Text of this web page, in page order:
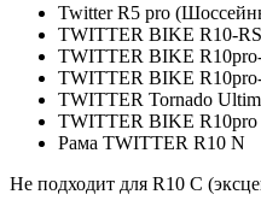
Twitter R5 pro
TWITTER BIKE R10-
TWITTER BIKE
TWITTER BIKE
TWITTER Tornado
TWITTER BIKE R10pro
Рама TWITTER R10 N
Не подходит для R10 C